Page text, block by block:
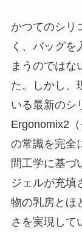
かつてのシリ
く、バッグを
まうのではな
た。しかし、
いる最新のシ
Ergonomix2
の常識を完全
間工学に基づ
ジェルが充填
物の乳房とほ
さを実現して